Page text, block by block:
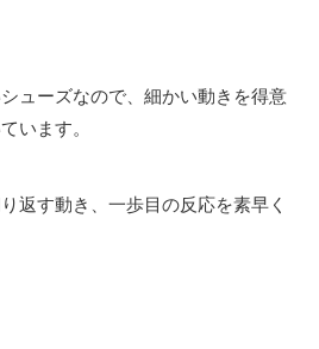
ューズなので、細かい動きを得意
います。
返す動き、一歩目の反応を素早く